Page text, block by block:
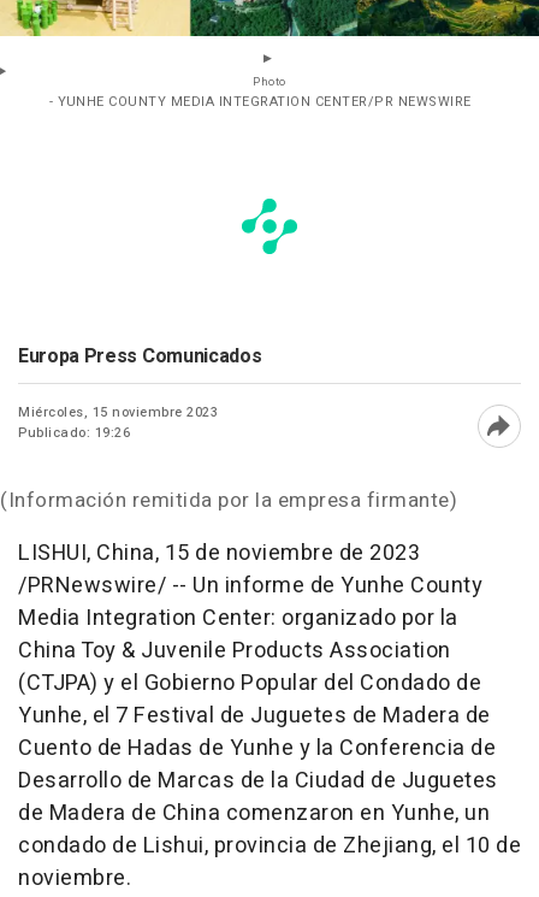
Photo
- YUNHE COUNTY MEDIA INTEGRATION CENTER/PR NEWSWIRE
Europa Press Comunicados
Miércoles, 15 noviembre 2023
Publicado: 19:26
(Información remitida por la empresa firmante)
LISHUI, China, 15 de noviembre de 2023
/PRNewswire/ -- Un informe de Yunhe County
Media Integration Center: organizado por la
China Toy & Juvenile Products Association
(CTJPA) y el Gobierno Popular del Condado de
Yunhe, el 7 Festival de Juguetes de Madera de
Cuento de Hadas de Yunhe y la Conferencia de
Desarrollo de Marcas de la Ciudad de Juguetes
de Madera de China comenzaron en Yunhe, un
condado de Lishui, provincia de Zhejiang, el 10 de
noviembre.